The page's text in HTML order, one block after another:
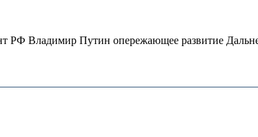
РФ Владимир Путин опережающее развитие